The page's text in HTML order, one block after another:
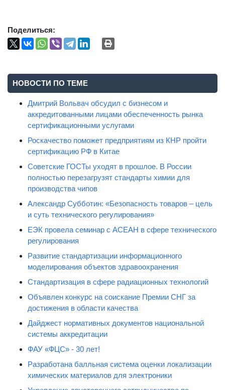
Поделиться:
НОВОСТИ ПО ТЕМЕ
Дмитрий Вольвач обсудил с бизнесом и
аккредитованными лицами обеспеченность рынка
сертификационными услугами
Роскачество поможет предприятиям из КНР пройти
сертификацию РФ в Китае
Советские ГОСТы уходят в прошлое. В России
полностью перезагрузят стандарты химии для
производства чипов
Александр Субботин: «Безопасность товаров – цель
и суть технического регулирования»
ЕЭК провела семинар с АСЕАН в сфере технического
регулирования
Развитие стандартизации информационного
моделирования объектов здравоохранения
Стандартизация в сфере радиационных технологий
Объявлен конкурс на соискание Премии СНГ за
достижения в области качества
Дайджест нормативных документов национальной
системы аккредитации
ФАУ «ФЦС» - 30 лет!
Разработана балльная система оценки локализации
химических материалов для электроники